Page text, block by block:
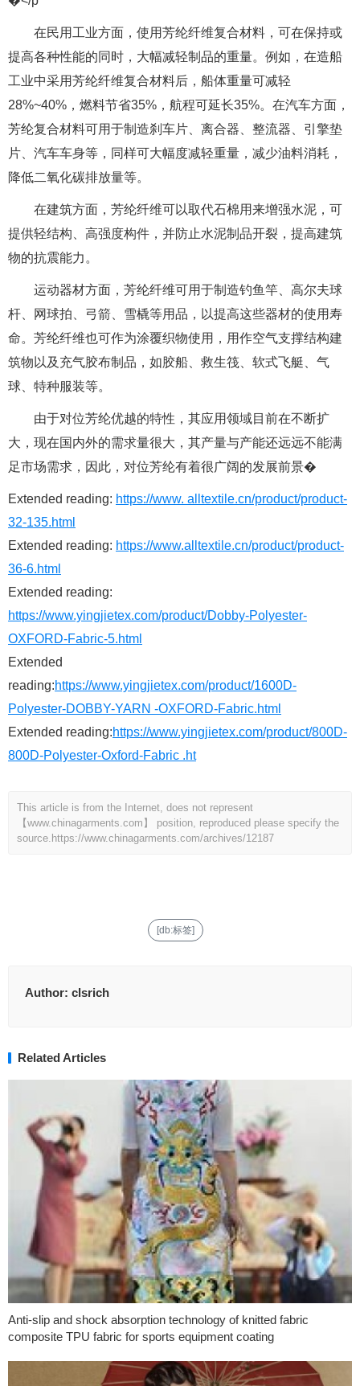
在民用工业方面，使用芳纶纤维复合材料，可在保持或
提高各种性能的同时，大幅减轻制品的重量。例如，在造船
工业中采用芳纶纤维复合材料后，船体重量可减轻
28%~40%，燃料节省35%，航程可延长35%。在汽车方面，
芳纶复合材料可用于制造刹车片、离合器、整流器、引擎垫
片、汽车车身等，同样可大幅度减轻重量，减少油料消耗，
降低二氧化碳排放量等。
在建筑方面，芳纶纤维可以取代石棉用来增强水泥，可
提供轻结构、高强度构件，并防止水泥制品开裂，提高建筑
物的抗震能力。
运动器材方面，芳纶纤维可用于制造钓鱼竿、高尔夫球
杆、网球拍、弓箭、雪橇等用品，以提高这些器材的使用寿
命。芳纶纤维也可作为涂覆织物使用，用作空气支撑结构建
筑物以及充气胶布制品，如胶船、救生筏、软式飞艇、气
球、特种服装等。
由于对位芳纶优越的特性，其应用领域目前在不断扩
大，现在国内外的需求量很大，其产量与产能还远远不能满
足市场需求，因此，对位芳纶有着很广阔的发展前景�
Extended reading: https://www. alltextile.cn/product/product-
32-135.html
Extended reading: https://www.alltextile.cn/product/product-
36-6.html
Extended reading:
https://www.yingjietex.com/product/Dobby-Polyester-
OXFORD-Fabric-5.html
Extended
reading:https://www.yingjietex.com/product/1600D-
Polyester-DOBBY-YARN -OXFORD-Fabric.html
Extended reading:https://www.yingjietex.com/product/800D-
800D-Polyester-Oxford-Fabric .ht
This article is from the Internet, does not represent
【www.chinagarments.com】 position, reproduced please specify the
source. https://www.chinagarments.com/archives/12187
[db:标签]
Author: clsrich
Related Articles
Anti-slip and shock absorption technology of knitted fabric
composite TPU fabric for sports equipment coating